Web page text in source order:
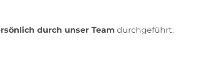
durch unser Team durchgeführt.